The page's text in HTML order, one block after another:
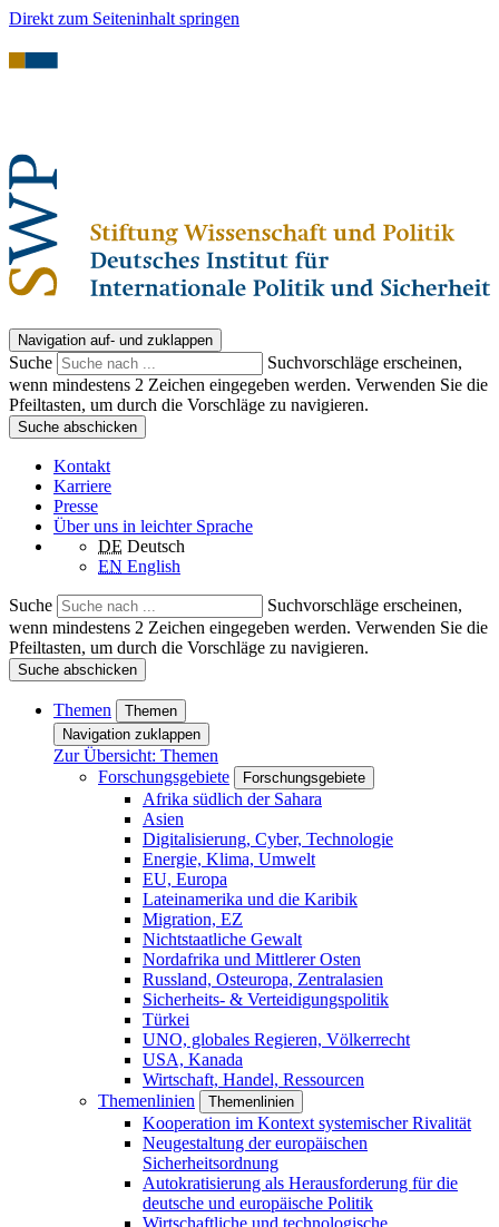
Direkt zum Seiteninhalt springen
Navigation auf- und zuklappen
Suche
Suchvorschläge erscheinen,
wenn mindestens 2 Zeichen eingegeben werden. Verwenden Sie die
Pfeiltasten, um durch die Vorschläge zu navigieren.
Suche abschicken
Kontakt
Karriere
Presse
Über uns in leichter Sprache
DE Deutsch
EN English
Suche
Suchvorschläge erscheinen,
wenn mindestens 2 Zeichen eingegeben werden. Verwenden Sie die
Pfeiltasten, um durch die Vorschläge zu navigieren.
Suche abschicken
Themen
Themen
Navigation zuklappen
Zur Übersicht: Themen
Forschungsgebiete
Forschungsgebiete
Afrika südlich der Sahara
Asien
Digitalisierung, Cyber, Technologie
Energie, Klima, Umwelt
EU, Europa
Lateinamerika und die Karibik
Migration, EZ
Nichtstaatliche Gewalt
Nordafrika und Mittlerer Osten
Russland, Osteuropa, Zentralasien
Sicherheits- & Verteidigungspolitik
Türkei
UNO, globales Regieren, Völkerrecht
USA, Kanada
Wirtschaft, Handel, Ressourcen
Themenlinien
Themenlinien
Kooperation im Kontext systemischer Rivalität
Neugestaltung der europäischen
Sicherheitsordnung
Autokratisierung als Herausforderung für die
deutsche und europäische Politik
Wirtschaftliche und technologische